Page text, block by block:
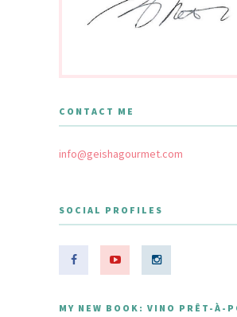
CONTACT ME
info@geishagourmet.com
SOCIAL PROFILES
MY NEW BOOK: VINO PRÊT-À-